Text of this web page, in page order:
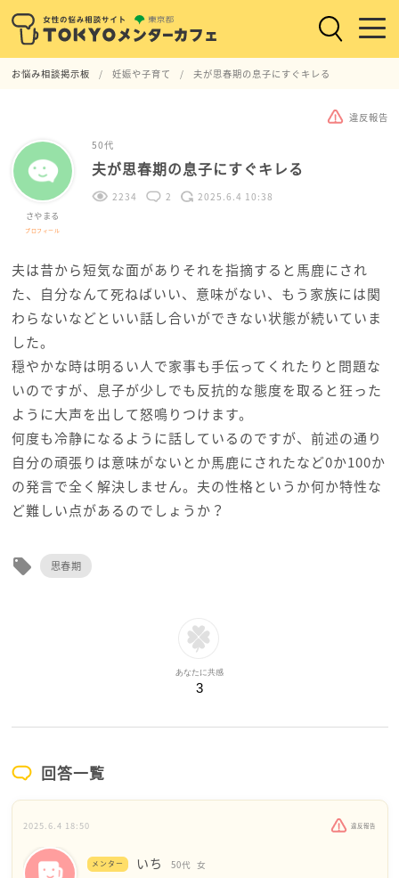
お悩み相談掲示板 妊娠や子育て 夫が思春期の息子にすぐキレる
違反報告
さやまる
プロフィール
50代
夫が思春期の息子にすぐキレる
2234 2 2025.6.4 10:38
夫は昔から短気な面がありそれを指摘すると馬鹿にされ
た、自分なんて死ねばいい、意味がない、もう家族には関
わらないなどといい話し合いができない状態が続いていま
した。
穏やかな時は明るい人で家事も手伝ってくれたりと問題な
いのですが、息子が少しでも反抗的な態度を取ると狂った
ように大声を出して怒鳴りつけます。
何度も冷静になるように話しているのですが、前述の通り
自分の頑張りは意味がないとか馬鹿にされたなど0か100か
の発言で全く解決しません。夫の性格というか何か特性な
ど難しい点があるのでしょうか？
local_offer 思春期
あなたに共感
3
回答一覧
2025.6.4 18:50 違反報告
メンター いち 50代 女